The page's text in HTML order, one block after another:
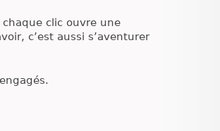
clic ouvre une
c’est aussi s’aventurer